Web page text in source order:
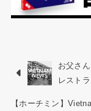
お父さ
レスト
【ホーチミン】